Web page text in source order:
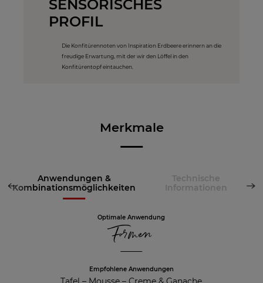
SENSORISCHES
PROFIL
Die Konfitürennoten von Inspiration Erdbeere erinnern an die
freudige Erwartung, mit der wir den Löffel in den
Konfitürentopf eintauchen.
Merkmale
Anwendungen &
Kombinationsmöglichkeiten
Technische
Informationen
Optimale Anwendung
Formen
Empfohlene Anwendungen